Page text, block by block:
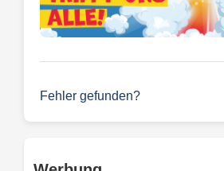
Fehler gefunden?